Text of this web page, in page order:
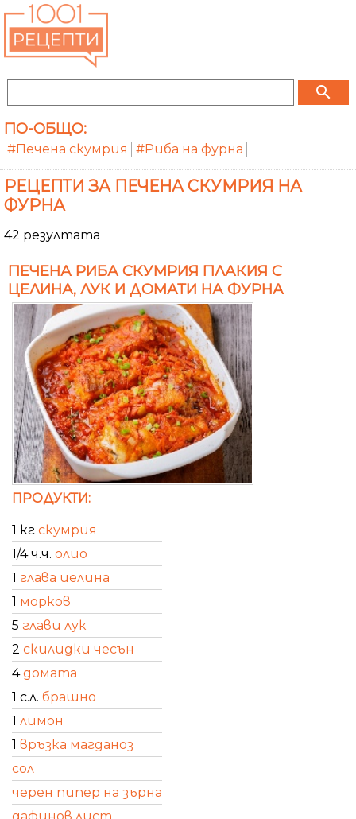
search
ПО-ОБЩО:
#Печена скумрия #Риба на фурна
РЕЦЕПТИ ЗА ПЕЧЕНА СКУМРИЯ НА
ФУРНА
42 резултата
ПЕЧЕНА РИБА СКУМРИЯ ПЛАКИЯ С
ЦЕЛИНА, ЛУК И ДОМАТИ НА ФУРНА
ПРОДУКТИ:
1 кг скумрия
1/4 ч.ч. олио
1 глава целина
1 морков
5 глави лук
2 скилидки чесън
4домата
1 с.л. брашно
1 лимон
1 връзка магданоз
сол
черен пипер на зърна
дафинов лист